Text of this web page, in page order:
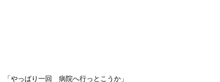
「やっぱり一回 病院へ行っとこうか」